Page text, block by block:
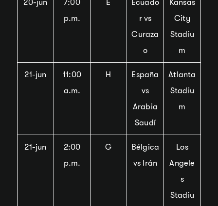
20-jun
7:00
p.m.
E
Ecuado
r vs
Curaza
o
Kansas
City
Stadiu
m
21-jun
11:00
a.m.
H
España
vs
Arabia
Saudí
Atlanta
Stadiu
m
21-jun
2:00
p.m.
G
Bélgica
vs Irán
Los
Angele
s
Stadiu